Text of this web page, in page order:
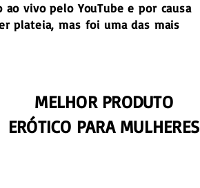
vivo pelo YouTube e por causa
plateia, mas foi uma das mais
MELHOR PRODUTO
ERÓTICO PARA MULHERES